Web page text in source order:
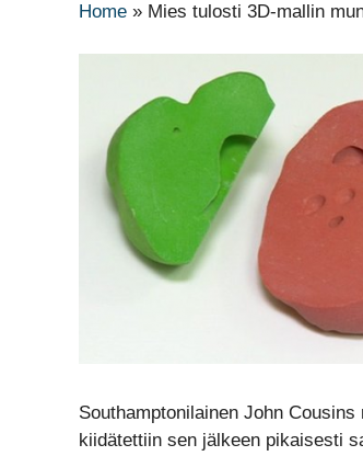
Home » Mies tulosti 3D-mallin
Southamptonilainen John
kiidätettiin sen jälkeen pikaisesti